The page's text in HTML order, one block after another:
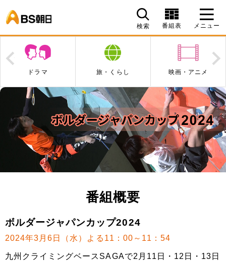
検索 番組表 メニュー
ドラマ 旅・くらし 映画・アニメ
Prev
番組概要
ボルダージャパンカップ2024
2024年3月6日（水）よる11：00～11：54
九州クライミングベースSAGAで2月11日・12日・13日